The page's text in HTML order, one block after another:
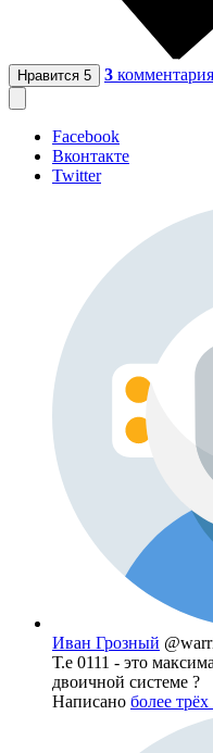
Нравится 5 3 комментария
Facebook
Вконтакте
Twitter
Иван Грозный
Т.е 0111 - это
двоичной системе ?
Написано более трёх